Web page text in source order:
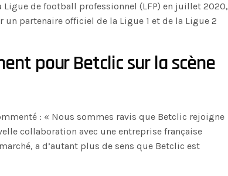
Ligue de football professionnel (LFP) en juillet 2020,
partenaire officiel de la Ligue 1 et de la Ligue 2
pour Betclic sur la scène
: « Nous sommes ravis que Betclic rejoigne
collaboration avec une entreprise française
a d’autant plus de sens que Betclic est